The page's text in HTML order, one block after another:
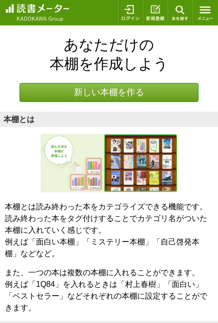
ログイン 新規登録
あなただけの
本棚を作成しよう
新しい本棚を作る
本棚とは
本棚とは読み終わった本をカテゴライズできる機能です。
読み終わった本をタグ付けすることでカテゴリ名がついた
本棚に入れていく感じです。
例えば「面白い本棚」「ミステリー本棚」「自己啓発本
棚」などなど。
また、一つの本は複数の本棚に入れることができます。
例えば「1Q84」を入れるときは「村上春樹」「面白い」
「ベストセラー」などそれぞれの本棚に設定することがで
きます。